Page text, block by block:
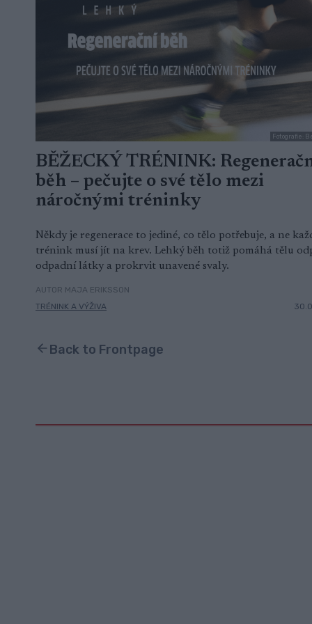
Fotografie:
BĚŽECKÝ TRÉNINK:
běh – pečujte o své tělo mezi
náročnými tréninky
Někdy je regenerace to jediné, co tělo potřebuje, a ne
trénink musí jít na krev. Lehký běh totiž pomáhá tělu
odpadní látky a prokrvit unavené svaly.
AUTOR MAJA ERIKSSON
TRÉNINK A VÝŽIVA
Back to Frontpage